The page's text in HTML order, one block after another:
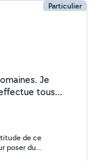
Particulier
Je
tous
de
qui ont fait
pouvant
de ce
poser du